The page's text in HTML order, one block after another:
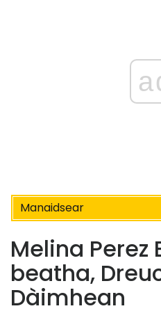
Manaidsear
Melina Perez
beatha,
Dàimhean